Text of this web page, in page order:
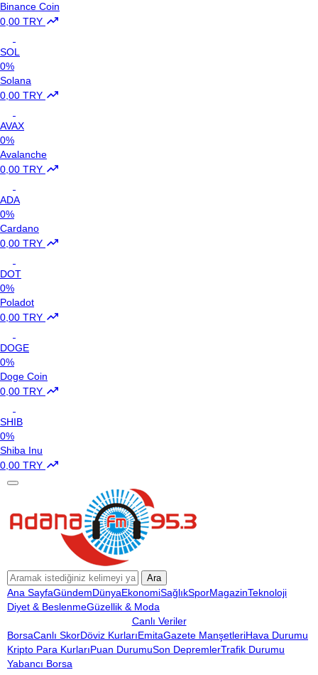
Binance Coin
0,00 TRY
SOL
0%
Solana
0,00 TRY
AVAX
0%
Avalanche
0,00 TRY
ADA
0%
Cardano
0,00 TRY
DOT
0%
Poladot
0,00 TRY
DOGE
0%
Doge Coin
0,00 TRY
SHIB
0%
Shiba Inu
0,00 TRY
Ara
Ana SayfaGündemDünyaEkonomiSağlıkSporMagazinTeknoloji
Diyet & BeslenmeGüzellik & Moda
Canlı Veriler
BorsaCanlı SkorDöviz KurlarıEmitaGazete ManşetleriHava Durumu
Kripto Para KurlarıPuan DurumuSon DepremlerTrafik Durumu
Yabancı Borsa